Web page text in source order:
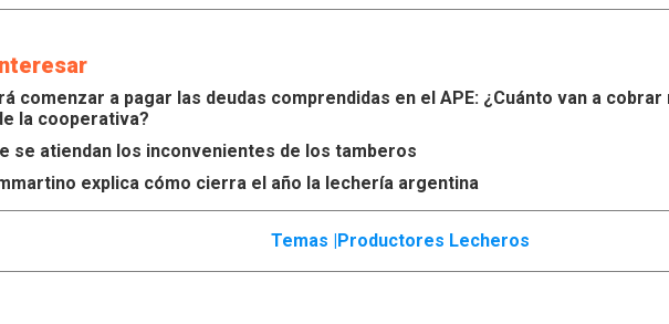
comenzar a pagar las deudas comprendidas en el APE: ¿Cuánto van a
la cooperativa?
se atiendan los inconvenientes de los tamberos
explica cómo cierra el año la lechería argentina
Temas | Productores Lecheros